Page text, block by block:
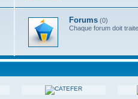
Forums (0)
Chaque forum doit